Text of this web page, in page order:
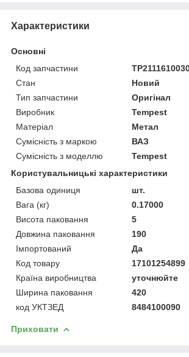
Характеристики
Основні
Код запчастини
Стан
Новий
Тип запчастини
Оригінал
Виробник
Tempest
Матеріал
Метал
Сумісність з маркою
ВАЗ
Сумісність з моделлю
Tempest
Користувальницькі характеристики
Базова одиниця
шт.
Вага (кг)
0.17000
Висота паковання
5
Довжина паковання
190
Імпортований
Да
Код товару
17101254899
Країна виробництва
уточнюйте
Ширина паковання
420
код УКТЗЕД
8484100090
Приховати